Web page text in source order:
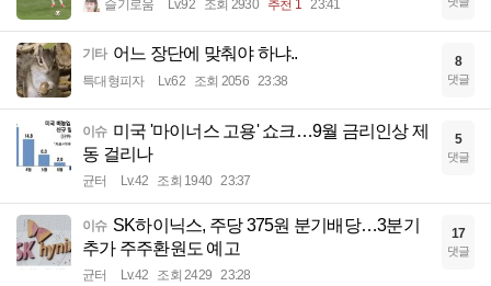
슬기로움 Lv.92 조회 2930 추천 1 23:41
기타 어느 장단에 맞춰야 하냐..
특대형피자 Lv.62 조회 2056 23:38
8
댓글
이슈 미국 '마이너스 고용' 쇼크…9월 금리인상 제
동 걸리나
균터 Lv.42 조회 1940 23:37
5
댓글
이슈 SK하이닉스, 주당 375원 분기배당…3분기
추가 주주환원도 예고
균터 Lv.42 조회 2429 23:28
17
댓글